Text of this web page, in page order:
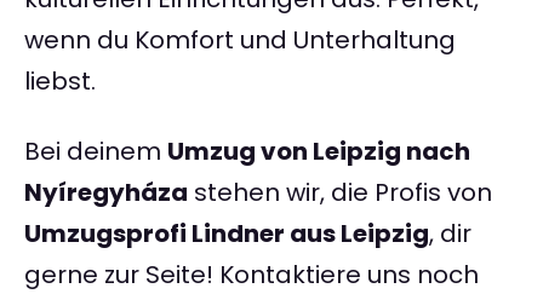
wenn du Komfort und Unterhaltung
liebst.
Bei deinem Umzug von Leipzig nach
Nyíregyháza stehen wir, die Profis von
Umzugsprofi Lindner aus Leipzig, dir
gerne zur Seite! Kontaktiere uns noch